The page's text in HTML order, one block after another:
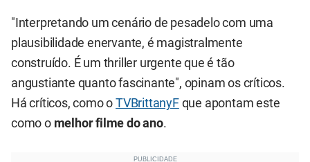
"Interpretando um cenário de pesadelo com uma
plausibilidade enervante, é magistralmente
construído. É um thriller urgente que é tão
angustiante quanto fascinante", opinam os críticos.
Há críticos, como oTVBrittanyFque apontam este
como o melhor filme do ano.